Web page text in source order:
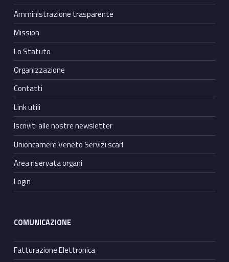
Amministrazione trasparente
Mission
Lo Statuto
Organizzazione
Contatti
Link utili
Iscriviti alle nostre newsletter
Unioncamere Veneto Servizi scarl
Area riservata organi
Login
COMUNICAZIONE
Fatturazione Elettronica